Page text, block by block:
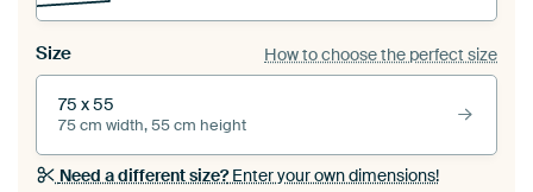
Size How to choose the perfect size
75 x 55
75 cm width, 55 cm height
Need a different size?Enter your own dimensions!